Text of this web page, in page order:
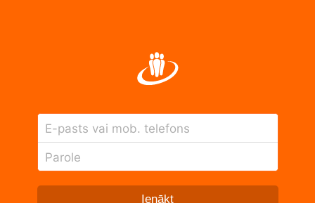
E-pasts vai mob. telefons
Parole
Ienākt